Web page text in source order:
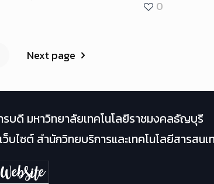
0
Next page
รบดี มหาวิทยาลัยเทคโนโลยีราชมงคลธัญบุรี
ไซต์ สำนักวิทยบริการและเทคโนโลยีสารสนเ